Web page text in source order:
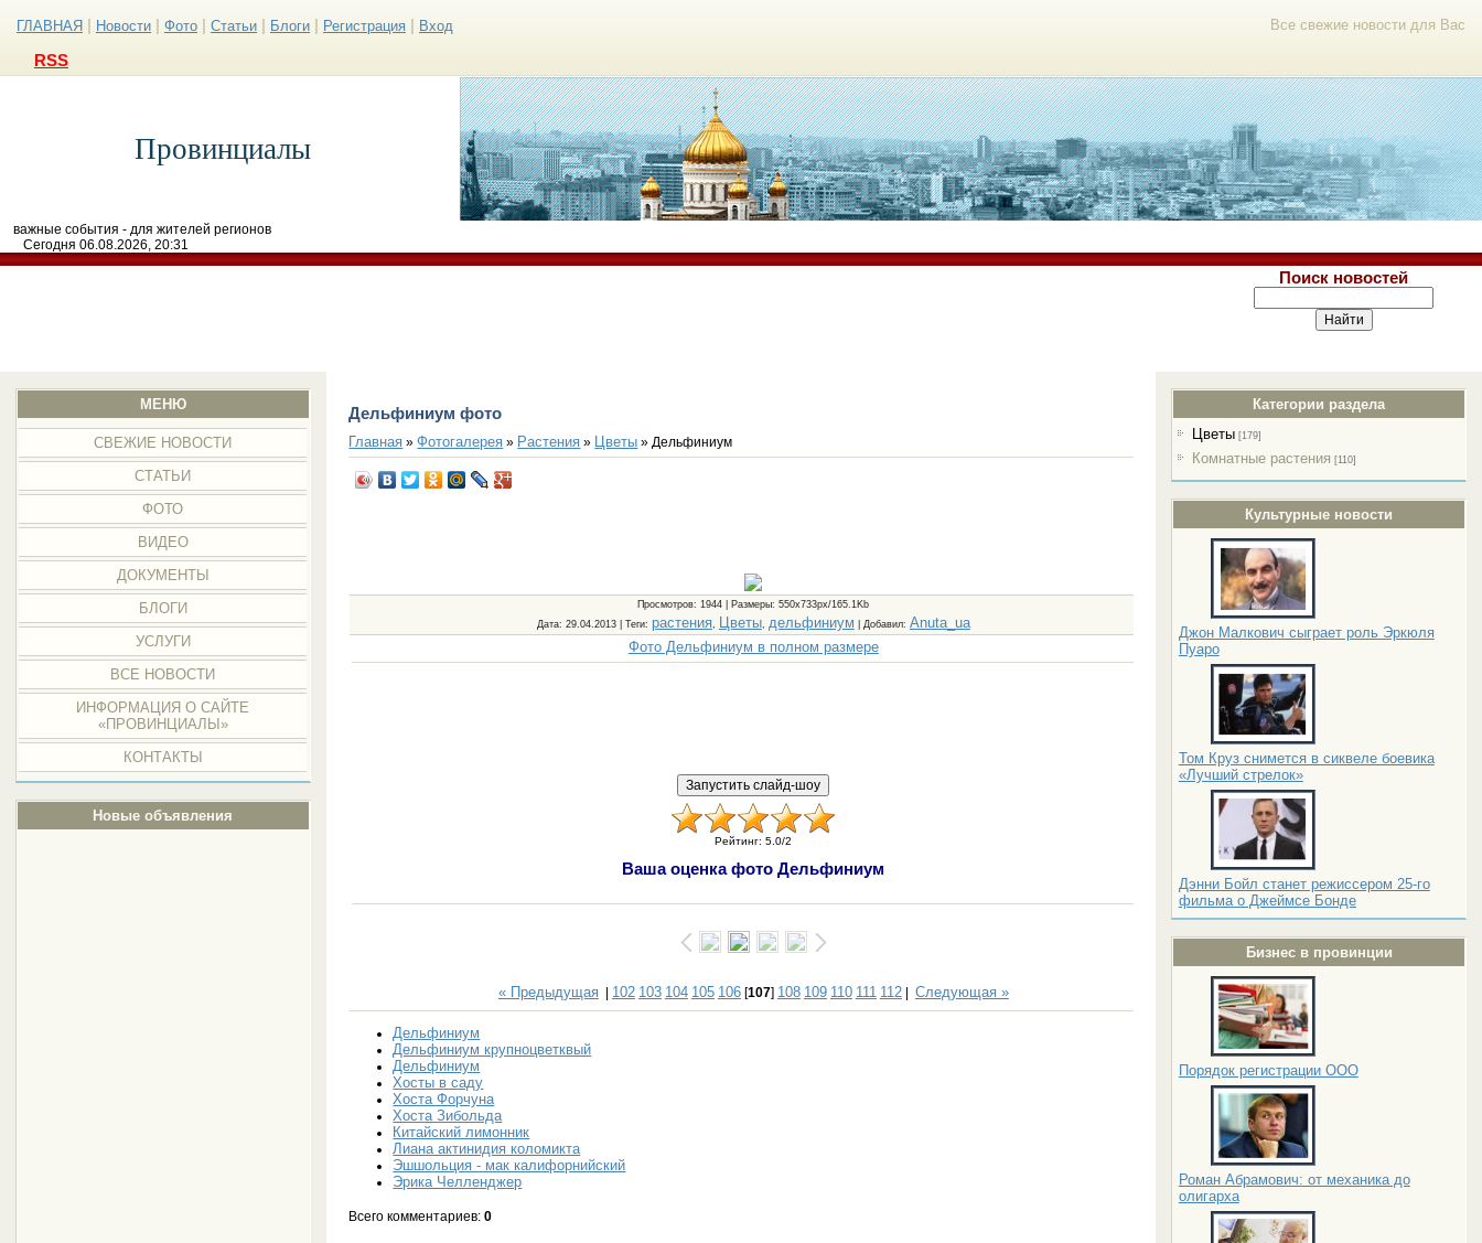
Все свежие новости для Вас
ГЛАВНАЯ Новости Фото Статьи Блоги Регистрация Вход
RSS
Провинциалы
важные события - для жителей регионов
Сегодня 06.08.2026, 20:31
Поиск новостей
МЕНЮ
СВЕЖИЕ НОВОСТИ
СТАТЬИ
ФОТО
ВИДЕО
ДОКУМЕНТЫ
БЛОГИ
УСЛУГИ
ВСЕ НОВОСТИ
ИНФОРМАЦИЯ О САЙТЕ
«ПРОВИНЦИАЛЫ»
КОНТАКТЫ
Новые объявления
Категории раздела
Цветы [179]
Комнатные растения [110]
Культурные новости
Джон Малкович сыграет роль Эркюля
Пуаро
Том Круз снимется в сиквеле боевика
«Лучший стрелок»
Дэнни Бойл станет режиссером 25-го
фильма о Джеймсе Бонде
Бизнес в провинции
Порядок регистрации ООО
Роман Абрамович: от механика до
олигарха
Дельфиниум фото
Главная »Фотогалерея » Растения » Цветы » Дельфиниум
Просмотров: 1944 | Размеры: 550x733px/165.1Kb
Дата: 29.04.2013 | Теги: растения Цветы дельфиниум Добавил: Anuta_ua
Фото Дельфиниум в полном размере
Рейтинг: 5.0/2
Ваша оценка фото Дельфиниум
« Предыдущая| 102 103 104 105 106[107] 108 109 110 111 112| Следующая »
Дельфиниум
Дельфиниум крупноцветквый
Дельфиниум
Хосты в саду
Хоста Форчуна
Хоста Зибольда
Китайский лимонник
Лиана актинидия коломикта
Эшшольция - мак калифорнийский
Эрика Челленджер
Всего комментариев:0